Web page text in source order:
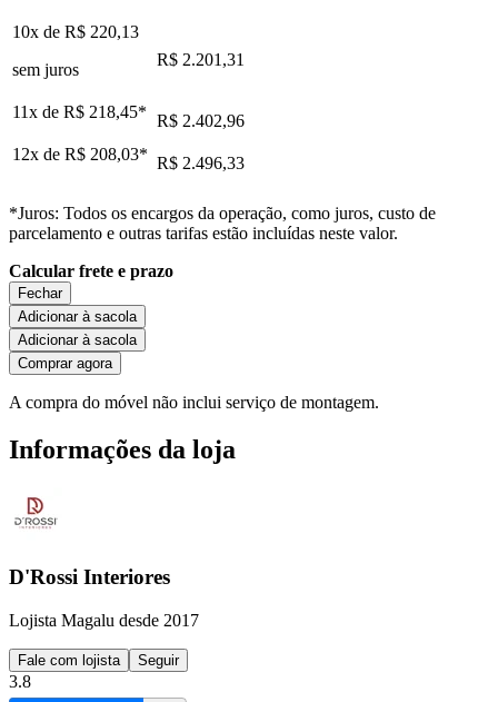
10x de R$ 220,13
sem juros
R$ 2.201,31
11x de R$ 218,45* R$ 2.402,96
12x de R$ 208,03* R$ 2.496,33
*Juros: Todos os encargos da operação, como juros, custo de
parcelamento e outras tarifas estão incluídas neste valor.
Calcular frete e prazo
Fechar
Adicionar à sacola
Adicionar à sacola
Comprar agora
A compra do móvel não inclui serviço de montagem.
Informações da loja
D'Rossi Interiores
Lojista Magalu desde 2017
Fale com lojista Seguir
3.8